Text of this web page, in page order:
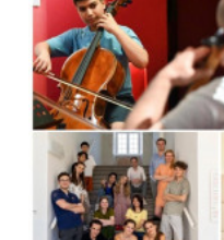
6 ՐՈՊԵ
ԱՌԱՋ
Բարձր
15 ՐՈՊԵ
ԱՌԱՋ
Ucom-ի
կենդանիներին»
21 ՐՈՊԵ
ԱՌԱՋ
Այսօր ժամը 15:00
պատգամավորները
Էջմիածին. Նարեկ